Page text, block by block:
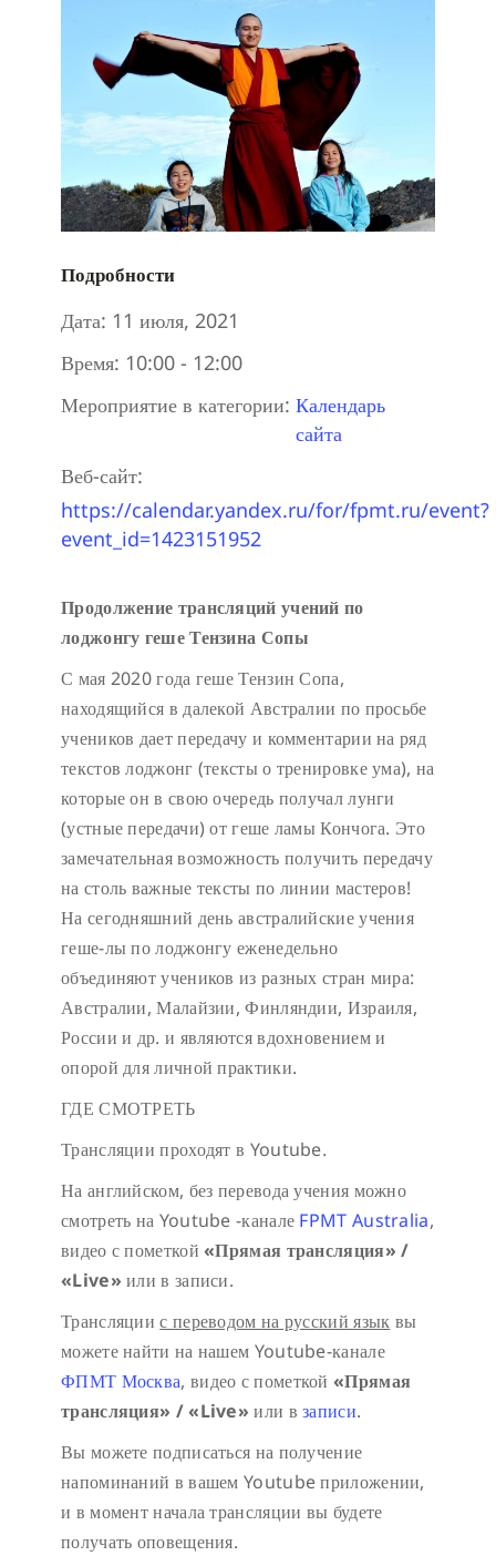
Подробности
Дата: 11 июля, 2021
Время: 10:00 - 12:00
Мероприятие в категории: Календарь
сайта
Веб-сайт:
https://calendar.yandex.ru/for/fpmt.ru/event?
event_id=1423151952
Продолжение трансляций учений по
лоджонгу геше Тензина Сопы
С мая 2020 года геше Тензин Сопа,
находящийся в далекой Австралии по просьбе
учеников дает передачу и комментарии на ряд
текстов лоджонг (тексты о тренировке ума), на
которые он в свою очередь получал лунги
(устные передачи) от геше ламы Кончога. Это
замечательная возможность получить передачу
на столь важные тексты по линии мастеров!
На сегодняшний день австралийские учения
геше-лы по лоджонгу еженедельно
объединяют учеников из разных стран мира:
Австралии, Малайзии, Финляндии, Израиля,
России и др. и являются вдохновением и
опорой для личной практики.
ГДЕ СМОТРЕТЬ
Трансляции проходят в Youtube.
На английском, без перевода учения можно
смотреть на Youtube -канале FPMT Australia,
видео с пометкой«Прямая трансляция» /
«Live»или в записи.
Трансляциис переводом на русский язык вы
можете найти на нашем Youtube-канале
ФПМТ Москва, видео с пометкой«Прямая
трансляция» / «Live»или взаписи.
Вы можете подписаться на получение
напоминаний в вашем Youtube приложении,
и в момент начала трансляции вы будете
получать оповещения.